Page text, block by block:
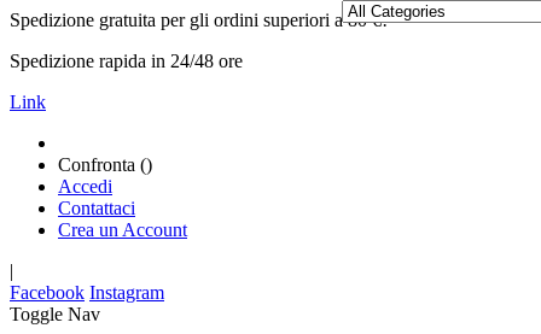
Spedizione gratuita per gli ordini superiori a 80 €!
Spedizione rapida in 24/48 ore
Link
Confronta ()
Accedi
Contattaci
Crea un Account
|
Facebook Instagram
Toggle Nav